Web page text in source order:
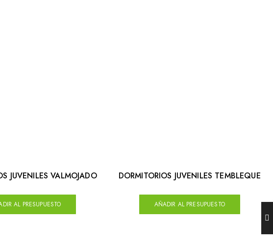
JUVENILES VALMOJADO
AL PRESUPUESTO
DORMITORIOS JUVENILES TEMBLEQUE
AÑADIR AL PRESUPUESTO